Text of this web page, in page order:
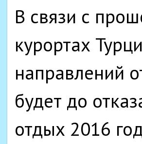
В связи с
курортах
направлений
будет до
отдых 2016